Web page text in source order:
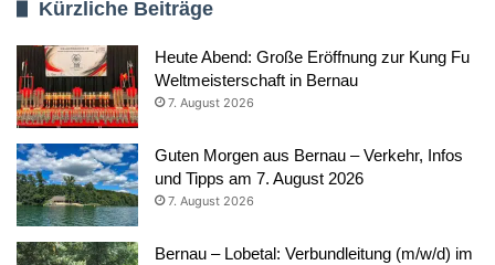
Kürzliche Beiträge
Heute Abend: Große Eröffnung zur Kung Fu
Weltmeisterschaft in Bernau
7. August 2026
Guten Morgen aus Bernau – Verkehr, Infos
und Tipps am 7. August 2026
7. August 2026
Bernau – Lobetal: Verbundleitung (m/w/d) im